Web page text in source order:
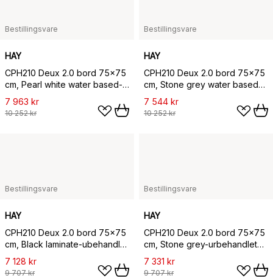
Bestillingsvare
HAY
CPH210 Deux 2.0 bord 75x75
cm, Pearl white water based-
beech
7 963 kr
10 252 kr
Bestillingsvare
HAY
CPH210 Deux 2.0 bord 75x75
cm, Stone grey water based-
beech
7 544 kr
10 252 kr
Bestillingsvare
HAY
CPH210 Deux 2.0 bord 75x75
cm, Black laminate-ubehandlet
bøk
7 128 kr
9 707 kr
Bestillingsvare
HAY
CPH210 Deux 2.0 bord 75x75
cm, Stone grey-urbehandlet
bøk
7 331 kr
9 707 kr